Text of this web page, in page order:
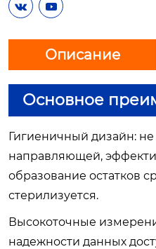
 
Описание
Основное
Гигиеничный дизайн:
направляющей,
образование остатков
стерилизуется.
Высокоточные
надежности данных